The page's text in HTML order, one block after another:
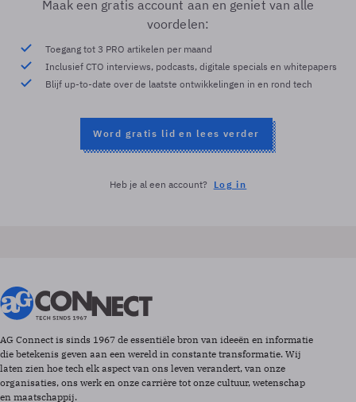
Maak een gratis account aan en geniet van alle
voordelen:
Toegang tot 3 PRO artikelen per maand
Inclusief CTO interviews, podcasts, digitale specials en whitepapers
Blijf up-to-date over de laatste ontwikkelingen in en rond tech
Word gratis lid en lees verder
Heb je al een account? Log in
AG Connect is sinds 1967 de essentiële bron van ideeën en informatie
die betekenis geven aan een wereld in constante transformatie. Wij
laten zien hoe tech elk aspect van ons leven verandert, van onze
organisaties, ons werk en onze carrière tot onze cultuur, wetenschap
en maatschappij.